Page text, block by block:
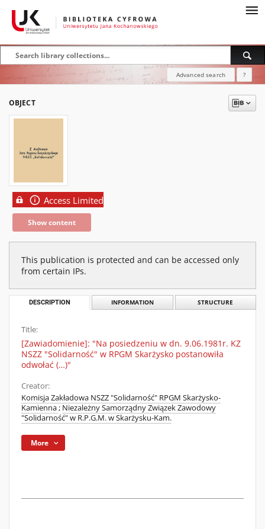
Advanced search ?
OBJECT
Access Limited
Show content
This publication is protected and can be accessed only
from certain IPs.
DESCRIPTION INFORMATION STRUCTURE
Title:
[Zawiadomienie]: "Na posiedzeniu w dn. 9.06.1981r. KZ
NSZZ "Solidarność" w RPGM Skarżysko postanowiła
odwołać (…)"
Creator:
Komisja Zakładowa NSZZ "Solidarność" RPGM Skarżysko-
Kamienna; Niezależny Samorządny Związek Zawodowy
"Solidarność" w R.P.G.M. w Skarżysku-Kam.
More